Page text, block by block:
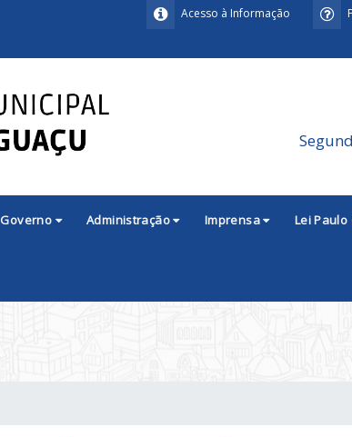
Acesso à Informação
Governo Administração Imprensa Lei